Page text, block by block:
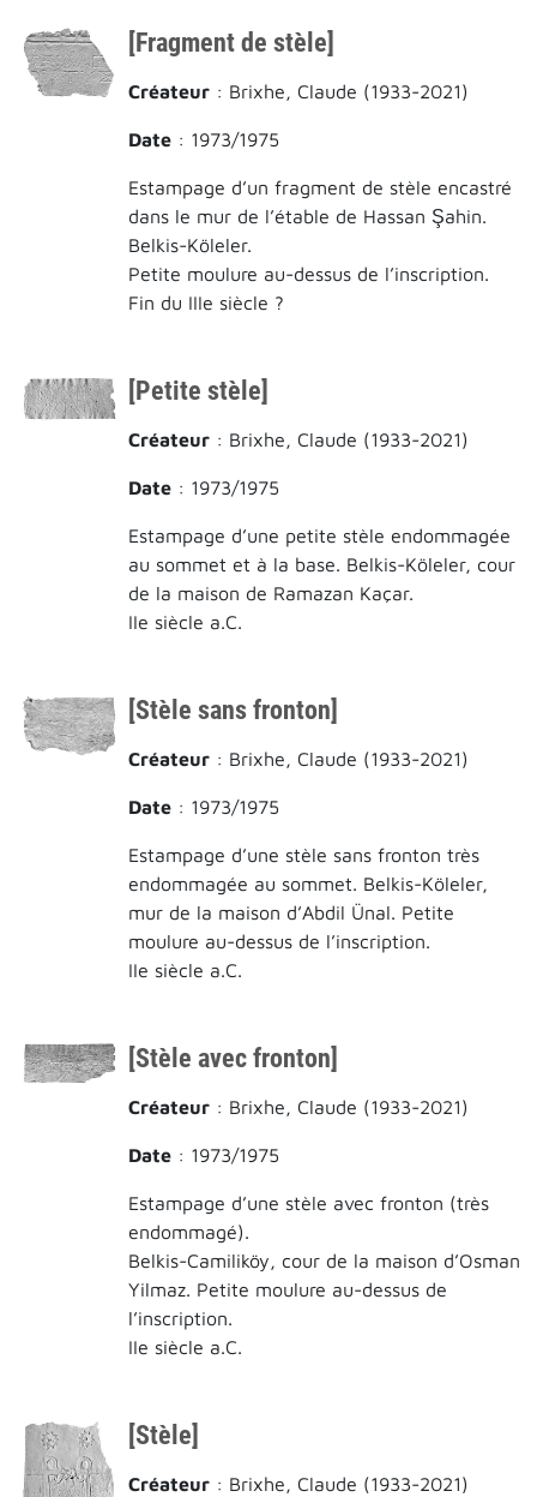
[Fragment de stèle]
Créateur : Brixhe, Claude (1933-2021)
Date : 1973/1975
Estampage d’un fragment de stèle encastré
dans le mur de l’étable de Hassan Şahin.
Belkis-Köleler.
Petite moulure au-dessus de l’inscription.
Fin du IIIe siècle ?
[Petite stèle]
Créateur : Brixhe, Claude (1933-2021)
Date : 1973/1975
Estampage d’une petite stèle endommagée
au sommet et à la base. Belkis-Köleler, cour
de la maison de Ramazan Kaçar.
IIe siècle a.C.
[Stèle sans fronton]
Créateur : Brixhe, Claude (1933-2021)
Date : 1973/1975
Estampage d’une stèle sans fronton très
endommagée au sommet. Belkis-Köleler,
mur de la maison d’Abdil Ünal. Petite
moulure au-dessus de l’inscription.
IIe siècle a.C.
[Stèle avec fronton]
Créateur : Brixhe, Claude (1933-2021)
Date : 1973/1975
Estampage d’une stèle avec fronton (très
endommagé).
Belkis-Camiliköy, cour de la maison d’Osman
Yilmaz. Petite moulure au-dessus de
l’inscription.
IIe siècle a.C.
[Stèle]
Créateur : Brixhe, Claude (1933-2021)